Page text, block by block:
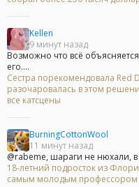
Kellen
9 минут назад
Возможно что всё
его....
Сестра порекомендовала Red
разочаровалась в этом
все катсцены
BurningCottonWool
11 минут назад
@rabeme, шараги не нюхали,
18-летний подросток из
самым молодым профессором